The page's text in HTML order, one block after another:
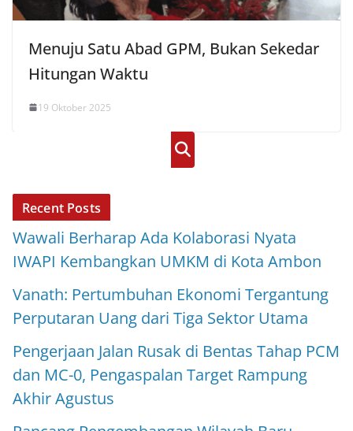
Menuju Satu Abad GPM, Bukan Sekedar
Hitungan Waktu
19 Oktober 2025
Cari
Recent Posts
Wawali Berharap Ada Kolaborasi Nyata
IWAPI Kembangkan UMKM di Kota Ambon
Vanath: Pertumbuhan Ekonomi Tergantung
Perputaran Uang dari Tiga Sektor Utama
Pengerjaan Jalan Rusak di Bentas Tahap PCM
dan MC-0, Pengaspalan Target Rampung
Akhir Agustus